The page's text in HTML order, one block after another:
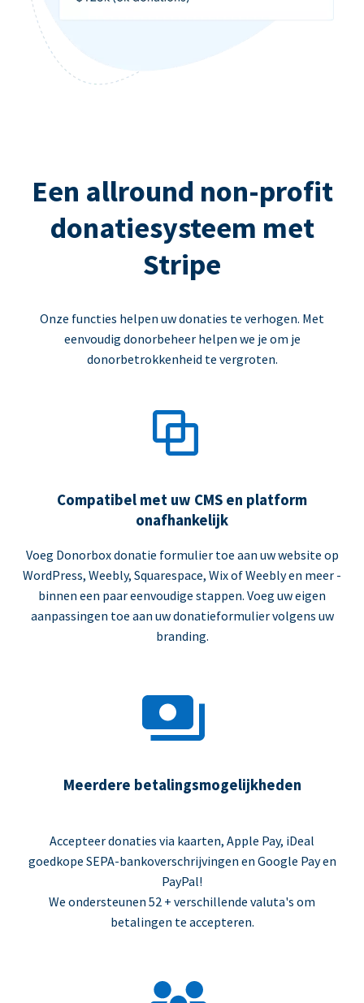
Een allround non-profit
donatiesysteem met
Stripe
Onze functies helpen uw donaties te verhogen. Met
eenvoudig donorbeheer helpen we je om je
donorbetrokkenheid te vergroten.
Compatibel met uw CMS en platform
onafhankelijk
Voeg Donorbox donatie formulier toe aan uw website op
WordPress, Weebly, Squarespace, Wix of Weebly en meer -
binnen een paar eenvoudige stappen. Voeg uw eigen
aanpassingen toe aan uw donatieformulier volgens uw
branding.
Meerdere betalingsmogelijkheden
Accepteer donaties via kaarten, Apple Pay, iDeal
goedkope SEPA-bankoverschrijvingen en Google Pay en
PayPal!
We ondersteunen 52 + verschillende valuta's om
betalingen te accepteren.